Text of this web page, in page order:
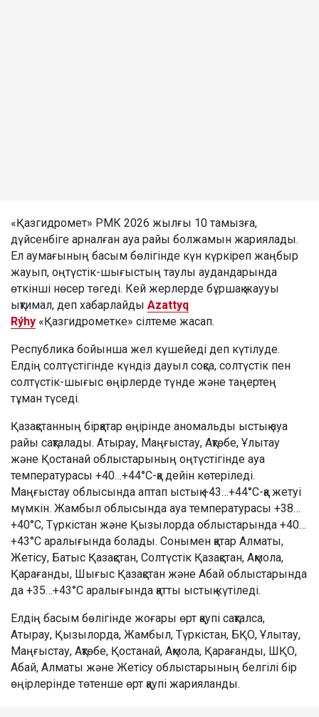
«Қазгидромет» РМК 2026 жылғы 10 тамызға,
дүйсенбіге арналған ауа райы болжамын жариялады.
Ел аумағының басым бөлігінде күн күркіреп жаңбыр
жауып, оңтүстік-шығыстың таулы аудандарында
өткінші нөсер төгеді. Кей жерлерде бұршақ жаууы
ықтимал, деп хабарлайды Azattyq
Rýhy «Қазгидрометке» сілтеме жасап.
Республика бойынша жел күшейеді деп күтілуде.
Елдің солтүстігінде күндіз дауыл соқса, солтүстік пен
солтүстік-шығыс өңірлерде түнде және таңертең
тұман түседі.
Қазақстанның бірқатар өңірінде аномальды ыстық ауа
райы сақталады. Атырау, Маңғыстау, Ақтөбе, Ұлытау
және Қостанай облыстарының оңтүстігінде ауа
температурасы +40…+44°C-қа дейін көтеріледі.
Маңғыстау облысында аптап ыстық +43…+44°C-қа жетуі
мүмкін. Жамбыл облысында ауа температурасы +38…
+40°C, Түркістан және Қызылорда облыстарында +40…
+43°C аралығында болады. Сонымен қатар Алматы,
Жетісу, Батыс Қазақстан, Солтүстік Қазақстан, Ақмола,
Қарағанды, Шығыс Қазақстан және Абай облыстарында
да +35…+43°C аралығында қатты ыстық күтіледі.
Елдің басым бөлігінде жоғары өрт қаупі сақталса,
Атырау, Қызылорда, Жамбыл, Түркістан, БҚО, Ұлытау,
Маңғыстау, Ақтөбе, Қостанай, Ақмола, Қарағанды, ШҚО,
Абай, Алматы және Жетісу облыстарының белгілі бір
өңірлерінде төтенше өрт қаупі жарияланды.